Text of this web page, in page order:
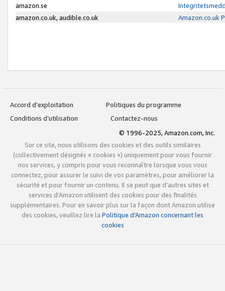
amazon.se
amazon.co.uk, audible.co.uk
Amazon.co.uk
Accord d’exploitation
Politiques du programme
Conditions d’utilisation
Contactez-nous
© 1996-2025, Amazon.com, Inc.
Sur ce site, nous utilisons des cookies et des outils similaires
(collectivement désignés « cookies ») uniquement pour vous fournir
nos services, y compris pour vous reconnaître lorsque vous vous
connectez, pour assurer le suivi de vos paramètres, pour améliorer la
sécurité et pour fournir un contenu. Il se peut que d’autres sites et
services d’Amazon utilisent des cookies pour des finalités
supplémentaires. Pour en savoir plus sur la façon dont Amazon utilise
des cookies, veuillez lire la Politique d’Amazon concernant les
cookies